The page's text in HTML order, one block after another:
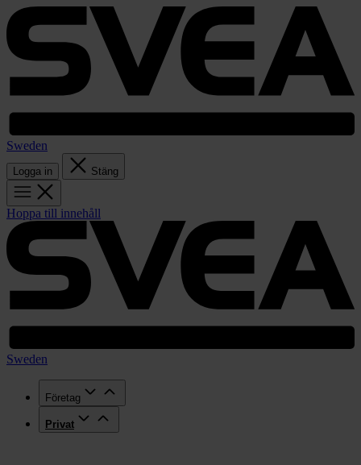
Sweden
Logga in Stäng
Hoppa till innehåll
Sweden
Företag
Privat